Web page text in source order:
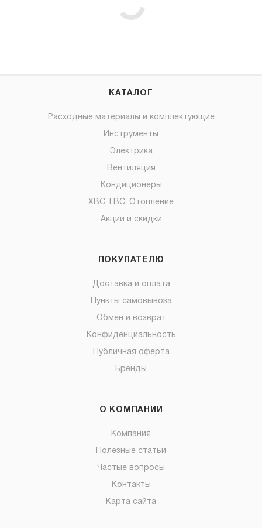
КАТАЛОГ
Расходные материалы и комплектующие
Инструменты
Электрика
Вентиляция
Кондиционеры
ХВС, ГВС, Отопление
Акции и скидки
ПОКУПАТЕЛЮ
Доставка и оплата
Пункты самовывоза
Обмен и возврат
Конфиденциальность
Публичная оферта
Бренды
О КОМПАНИИ
Компания
Полезные статьи
Частые вопросы
Контакты
Карта сайта